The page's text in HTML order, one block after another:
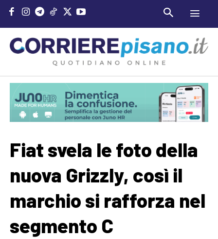
Fiat svela le foto della
nuova Grizzly, così il
marchio si rafforza nel
segmento C